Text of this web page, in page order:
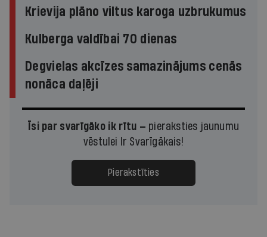
Krievija plāno viltus karoga uzbrukumus
Kulberga valdībai 70 dienas
Degvielas akcīzes samazinājums cenās
nonāca daļēji
Īsi par svarīgāko ik rītu — pieraksties jaunumu
vēstulei Ir Svarīgākais!
Pierakstīties